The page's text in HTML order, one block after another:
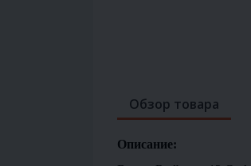
Обзор товара
Описание: